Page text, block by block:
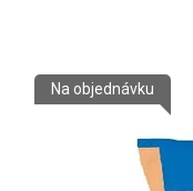
Na objednávku